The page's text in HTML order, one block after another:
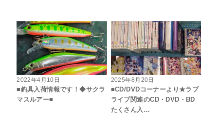
2022年4月10日
■釣具入荷情報です！◆サクラ
マスルアー■
2025年8月20日
■CD/DVDコーナーより★ラブ
ライブ関連のCD・DVD・BD
たくさん入…